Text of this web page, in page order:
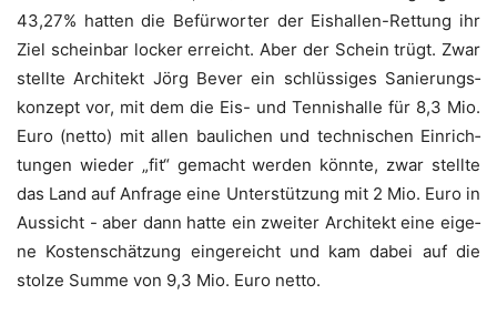
43,27% hat­ten die Befür­wor­ter der Eis­hal­len-Ret­tung ihr
Ziel schein­bar locker erreicht. Aber der Schein trügt. Zwar
stell­te Archi­tekt Jörg Bever ein schlüs­si­ges Sanie­rungs­
kon­zept vor, mit dem die Eis- und Ten­nis­hal­le für 8,3 Mio.
Euro (net­to) mit allen bau­li­chen und tech­ni­schen Ein­rich­
tun­gen wie­der „fit“ gemacht wer­den könn­te, zwar stell­te
das Land auf Anfra­ge eine Unter­stüt­zung mit 2 Mio. Euro in
Aus­sicht - aber dann hat­te ein zwei­ter Archi­tekt eine eige­
ne Kos­ten­schät­zung ein­ge­reicht und kam dabei auf die
stol­ze Sum­me von 9,3 Mio. Euro netto.